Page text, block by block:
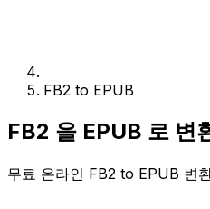
FB2 to EPUB
FB2 을 EPUB 로 변
무료 온라인 FB2 to EPUB 변